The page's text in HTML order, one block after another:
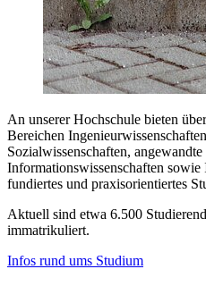
An unserer Hochschule bieten
Bereichen
Sozialwissenschaften,
Informationswissenschaften
fundiertes und praxisorientiertes
Aktuell sind etwa 6.500
immatrikuliert.
Infos rund ums Studium